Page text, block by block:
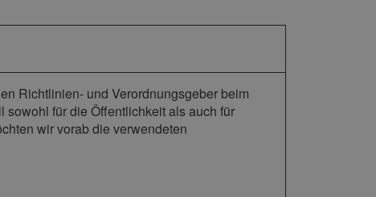
Richtlinien- und Verordnungsgeber beim
sowohl für die Öffentlichkeit als auch für
wir vorab die verwendeten